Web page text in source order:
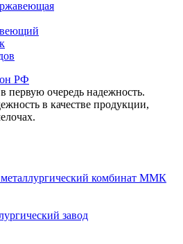
первую очередь надежность.
в качестве продукции,